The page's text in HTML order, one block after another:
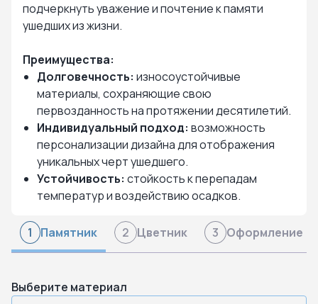
подчеркнуть уважение и почтение к памяти
ушедших из жизни.
Преимущества:
Долговечность: износоустойчивые
материалы, сохраняющие свою
первозданность на протяжении десятилетий.
Индивидуальный подход: возможность
персонализации дизайна для отображения
уникальных черт ушедшего.
Устойчивость: стойкость к перепадам
температур и воздействию осадков.
1 Памятник 2 Цветник 3 Оформление
Выберите материал